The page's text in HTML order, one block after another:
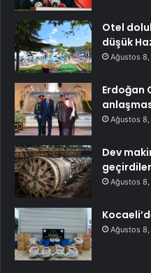
Otel
düşük
Ağustos
Erdoğan
Ağustos
Dev
Ağustos
Ağustos